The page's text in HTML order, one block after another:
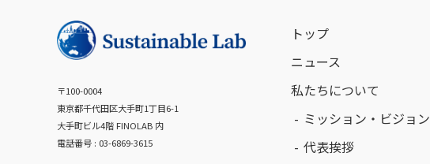
〒100-0004
東京都千代田区大手町1丁目6-1
大手町ビル4階 FINOLAB 内
電話番号 : 03-6869-3615
トップ
ニュース
私たちについて
ミッション・ビジョン
代表挨拶